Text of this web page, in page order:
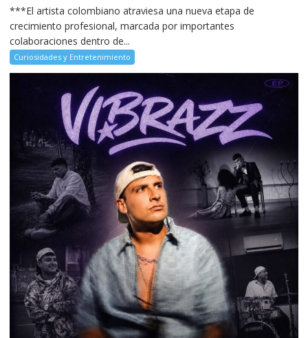
***El artista colombiano atraviesa una nueva etapa de
crecimiento profesional, marcada por importantes
colaboraciones dentro de...
Curiosidades y Entretenimiento